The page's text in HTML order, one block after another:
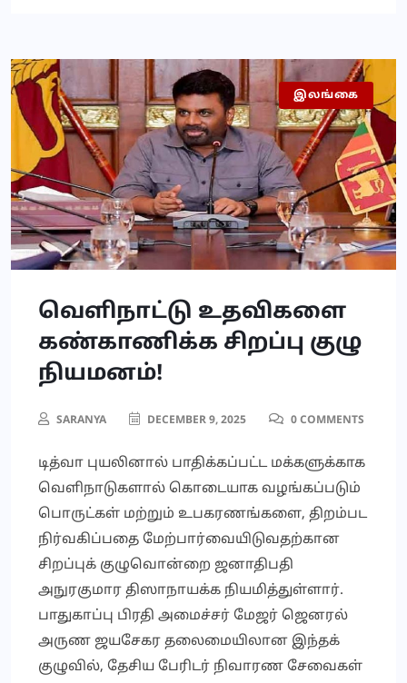
இலங்கை
வெளிநாட்டு உதவிகளை
கண்காணிக்க சிறப்பு குழு
நியமனம்!
SARANYA DECEMBER 9, 2025 0 COMMENTS
டித்வா புயலினால் பாதிக்கப்பட்ட மக்களுக்காக
வெளிநாடுகளால் கொடையாக வழங்கப்படும்
பொருட்கள் மற்றும் உபகரணங்களை, திறம்பட
நிர்வகிப்பதை மேற்பார்வையிடுவதற்கான
சிறப்புக் குழுவொன்றை ஜனாதிபதி
அநுரகுமார திஸாநாயக்க நியமித்துள்ளார்.
பாதுகாப்பு பிரதி அமைச்சர் மேஜர் ஜெனரல்
அருண ஜயசேகர தலைமையிலான இந்தக்
குழுவில், தேசிய பேரிடர் நிவாரண சேவைகள்